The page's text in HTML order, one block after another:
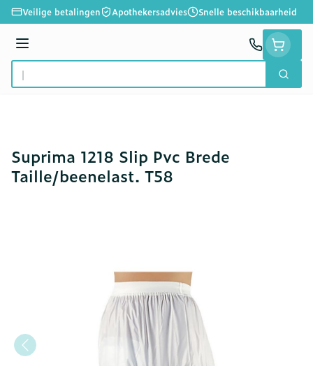
Ga naar de inhoud
Veilige betalingen Apothekersadvies Snelle beschikbaarheid
Menu
Product, merk, categorie...
Zoek
Suprima 1218 Slip Pvc Brede
Taille/beenelast. T58